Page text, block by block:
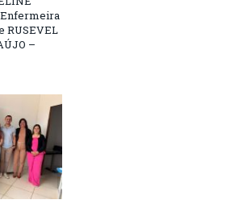
Enfermeira
RUSEVEL
–